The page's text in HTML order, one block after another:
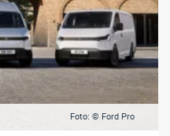
Foto: © Ford Pro